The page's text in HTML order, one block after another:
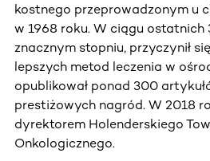
kostnego przeprowadzonym u
w 1968 roku. W ciągu ostatnich
znacznym stopniu, przyczynił
lepszych metod leczenia w
opublikował ponad 300
prestiżowych nagród. W 2018
dyrektorem Holenderskiego
Onkologicznego.